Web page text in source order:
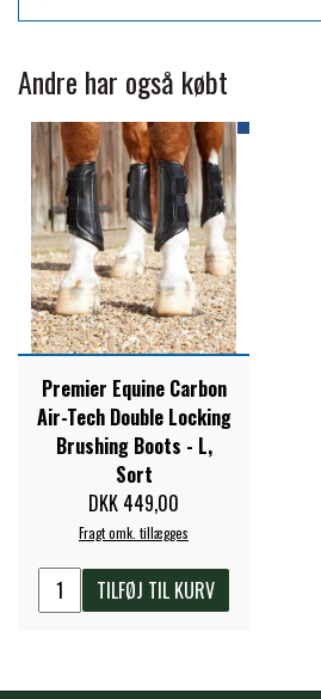
STAR TACK
STUD MUFFIN
TIMER GPS
WAHLSTEN
Andre har også købt
Premier Equine Carbon
Air-Tech Double Locking
Brushing Boots - L,
Sort
DKK 449,00
Fragt omk. tillægges
TILFØJ TIL KURV